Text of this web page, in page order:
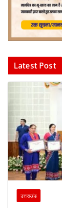
Latest Post
उत्तराखंड